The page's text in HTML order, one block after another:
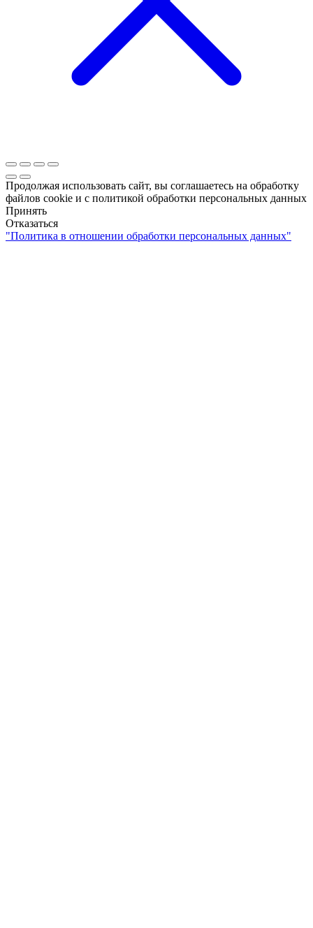
Продолжая использовать сайт, вы соглашаетесь на обработку
файлов cookie и c политикой обработки персональных данных
Принять
Отказаться
"Политика в отношении обработки персональных данных"